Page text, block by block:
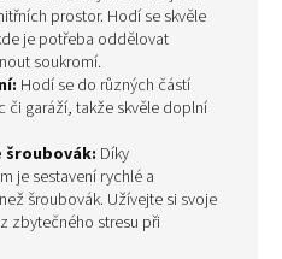
prostor. Hodí se skvěle
je potřeba oddělovat
soukromí.
Hodí se do různých částí
či garáží, takže skvěle doplní
šroubovák: Díky
je sestavení rychlé a
šroubovák. Užívejte si svoje
zbytečného stresu při